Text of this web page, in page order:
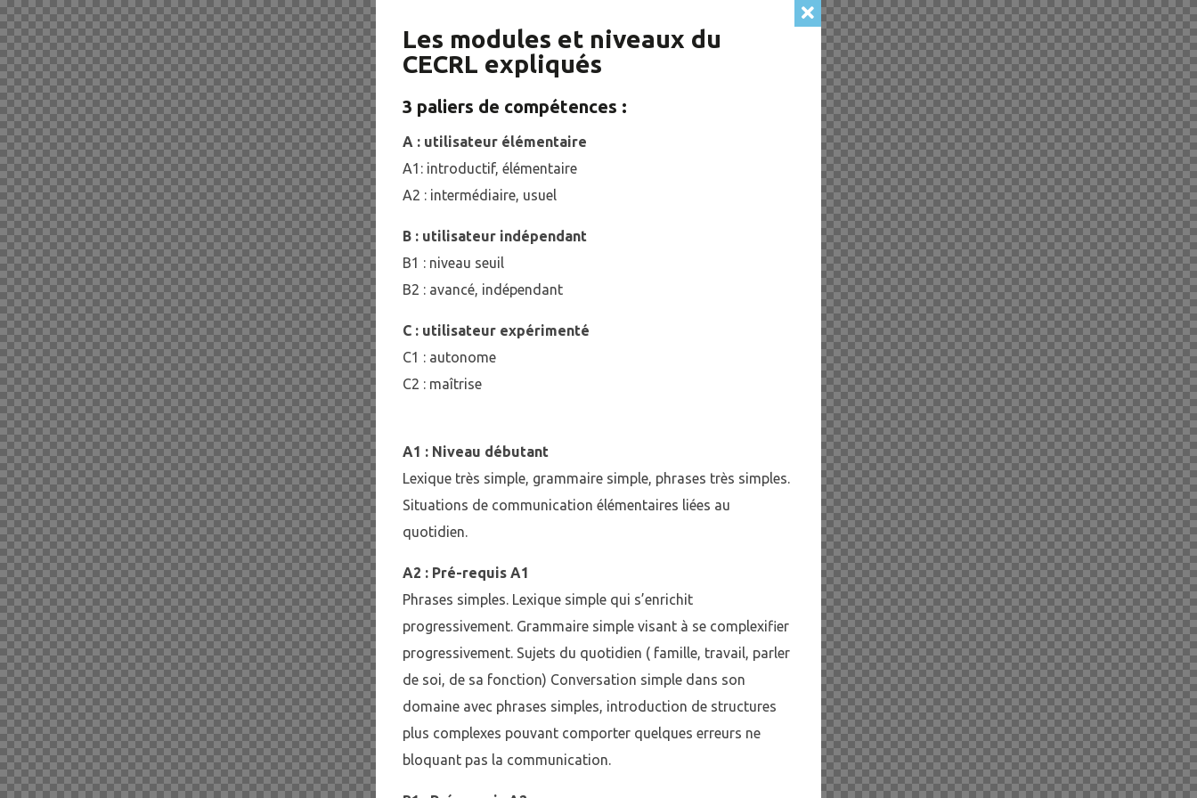
Les modules et niveaux du
CECRL expliqués
3 paliers de compétences :
A : utilisateur élémentaire
A1: introductif, élémentaire
A2 : intermédiaire, usuel
B : utilisateur indépendant
B1 : niveau seuil
B2 : avancé, indépendant
C : utilisateur expérimenté
C1 : autonome
C2 : maîtrise
A1 : Niveau débutant
Lexique très simple, grammaire simple, phrases très simples.
Situations de communication élémentaires liées au
quotidien.
A2 : Pré-requis A1
Phrases simples. Lexique simple qui s’enrichit
progressivement. Grammaire simple visant à se complexifier
progressivement. Sujets du quotidien ( famille, travail, parler
de soi, de sa fonction) Conversation simple dans son
domaine avec phrases simples, introduction de structures
plus complexes pouvant comporter quelques erreurs ne
bloquant pas la communication.